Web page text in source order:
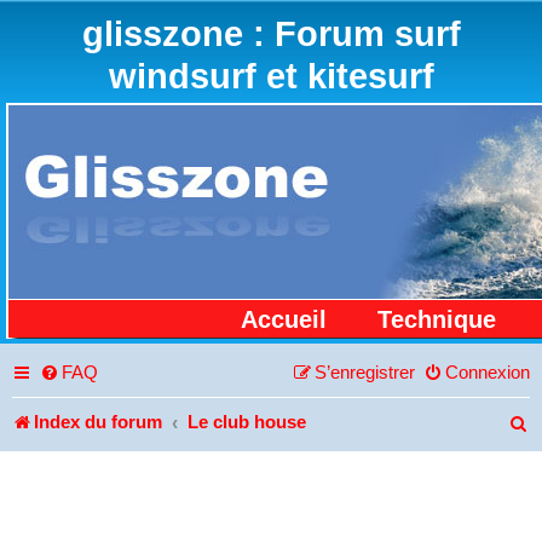
glisszone : Forum surf
windsurf et kitesurf
Accueil Technique
FAQ Connexion
S’enregistrer
Index du forum Le club house